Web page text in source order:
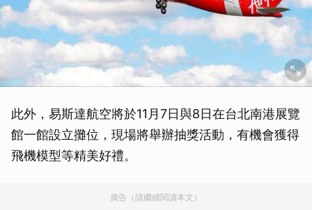
此外，易斯達航空將於11月7日與8日在台北南港展覽
館一館設立攤位，現場將舉辦抽獎活動，有機會獲得
飛機模型等精美好禮。
廣告（請繼續閱讀本文）